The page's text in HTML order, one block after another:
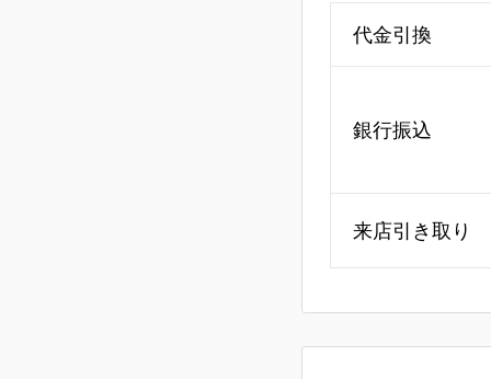
代金引換
銀行振込
来店引き取り